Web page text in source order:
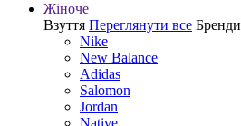
Жіноче
Взуття Переглянути все Бренди
Nike
New Balance
Adidas
Salomon
Jordan
Native